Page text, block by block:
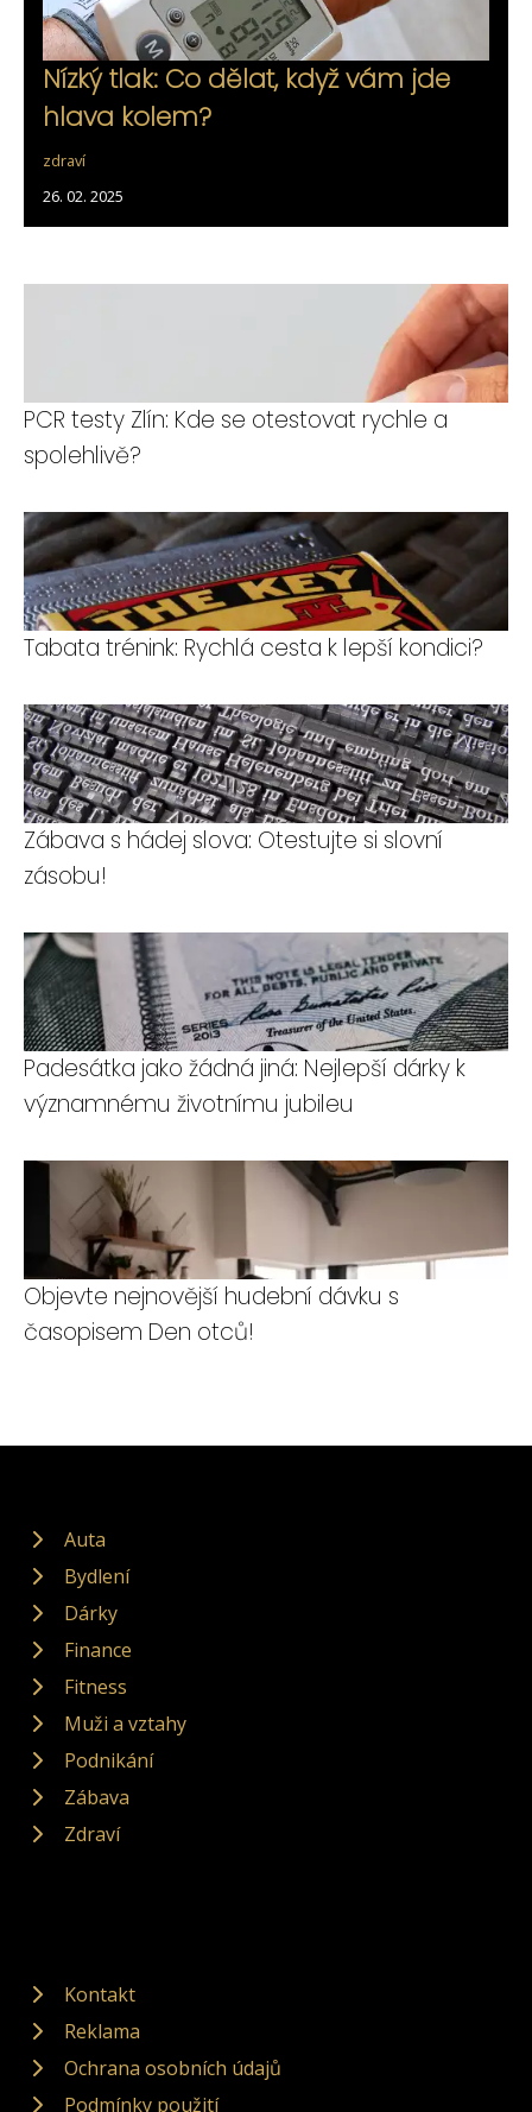
Nízký tlak: Co dělat, když vám jde
hlava kolem?
zdraví
26. 02. 2025
PCR testy Zlín: Kde se otestovat rychle a
spolehlivě?
Tabata trénink: Rychlá cesta k lepší kondici?
Zábava s hádej slova: Otestujte si slovní
zásobu!
Padesátka jako žádná jiná: Nejlepší dárky k
významnému životnímu jubileu
Objevte nejnovější hudební dávku s
časopisem Den otců!
Auta
Bydlení
Dárky
Finance
Fitness
Muži a vztahy
Podnikání
Zábava
Zdraví
Kontakt
Reklama
Ochrana osobních údajů
Podmínky použití